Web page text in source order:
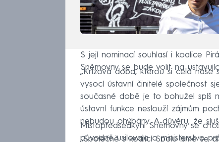
S její nominací souhlasí i koalice
Sněmovny se bude volit na
„Krizová doba, kterou si celá naše
vysocí ústavní činitelé společnost
současné době je to bohužel spíš
ústavní funkce neslouží zájmům
nebudou ohýbány. A důvěru, že
Místopředsedkyní Sněmovny se
původně usilovala o ministerstvo
„Společně s koalicí Spolu jsme se